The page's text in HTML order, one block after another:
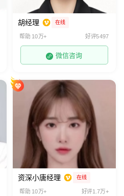
胡经理 在线
帮助 10万+ 好评5497
微信咨询
资深小唐经理 在线
帮助 10万+ 好评1.7万+